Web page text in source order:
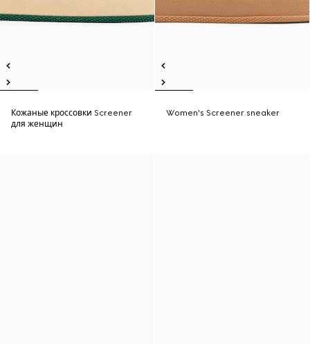
Кожаные кроссовки Screener
для женщин
Women's Screener sneaker